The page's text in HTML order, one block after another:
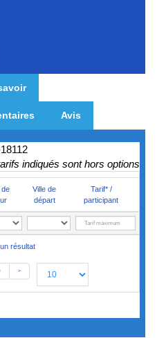
Avis
indiqués sont hors options
de
Ville de
départ
Tarif* /
participant
résultat
>